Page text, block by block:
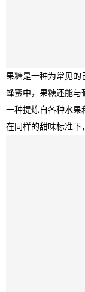
果糖是一种为常见的
蜂蜜中，果糖还能与
一种提炼自各种水果
在同样的甜味标准下